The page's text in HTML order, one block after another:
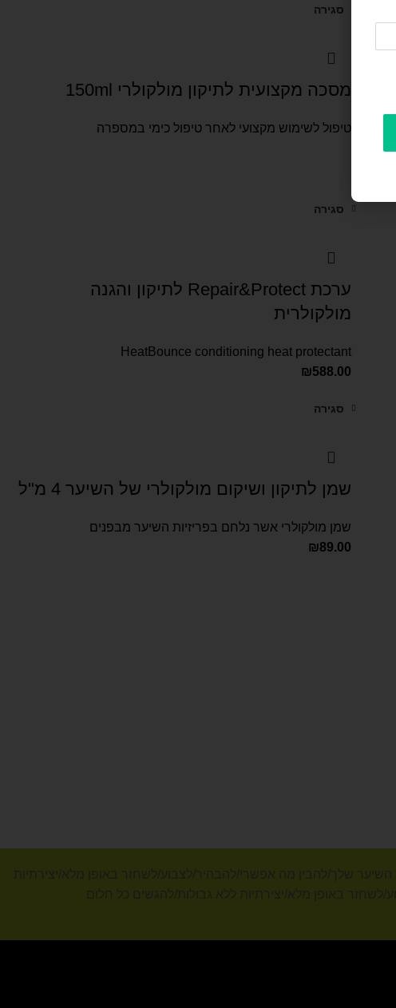
סגירה
מסכה מקצועית לתיקון מולקולרי 150ml
טיפול לשימוש מקצועי לאחר טיפול כימי במספרה
סגירה
ערכת Repair&Protect לתיקון והגנה
מולקולרית
HeatBounce conditioning heat protectant
₪588.00
סגירה
שמן לתיקון ושיקום מולקולרי של השיער 4 מ"ל
שמן מולקולרי אשר נלחם בפריזיות השיער מבפנים
₪89.00